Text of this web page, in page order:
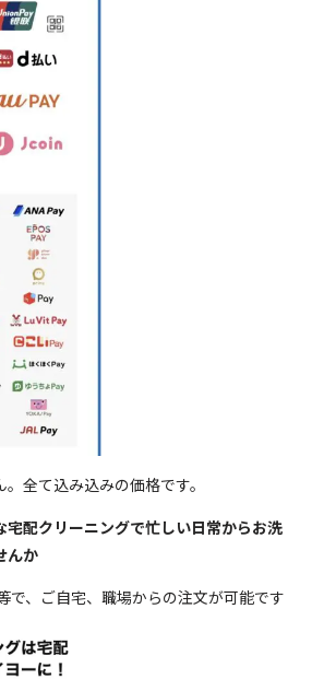
全て込み込みの価格です。
配クリーニングで忙しい日常からお洗
んか
で、ご自宅、職場からの注文が可能です